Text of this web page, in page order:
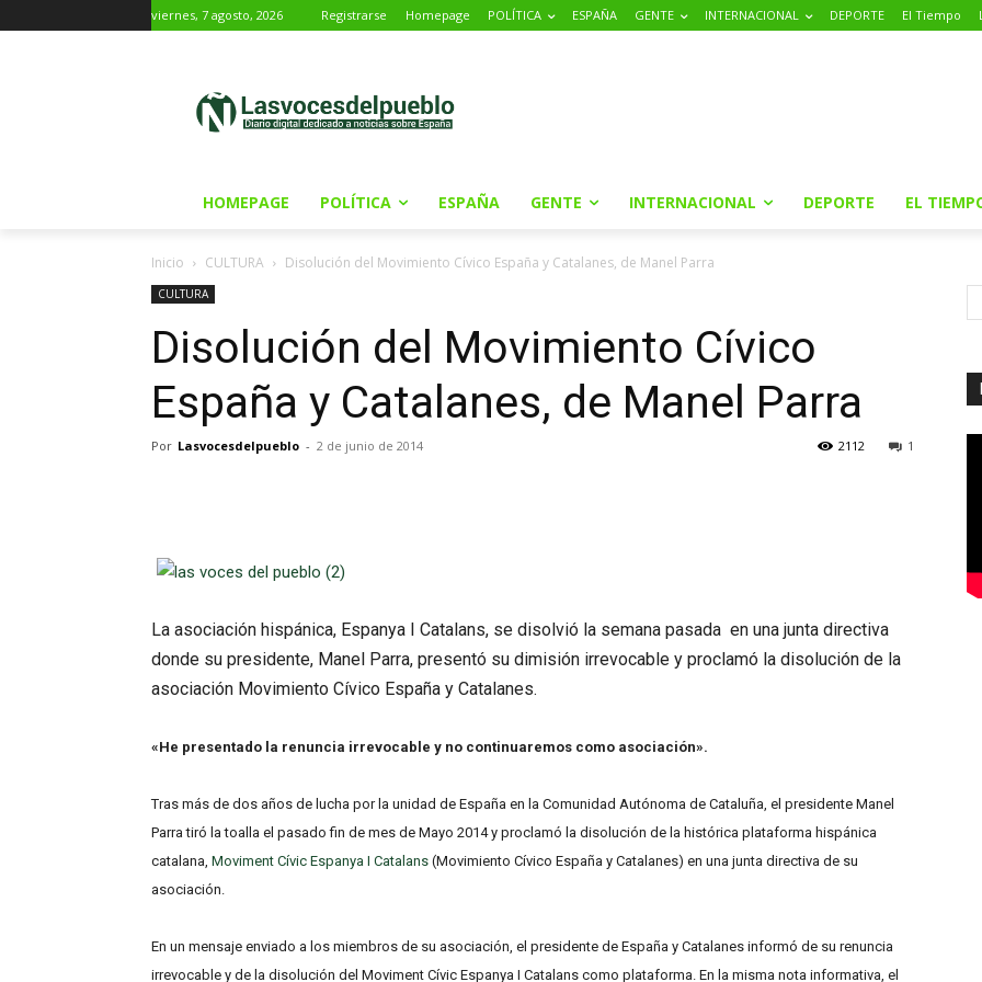
viernes, 7 agosto, 2026 Registrarse Homepage POLÍTICA ESPAÑA GENTE INTERNACIONAL DEPORTE El Tiempo
HOMEPAGE POLÍTICA ESPAÑA GENTE INTERNACIONAL DEPORTE EL
Inicio CULTURA Disolución del Movimiento Cívico España y Catalanes, de Manel Parra
CULTURA
Disolución del Movimiento Cívico
España y Catalanes, de Manel Parra
Por Lasvocesdelpueblo - 2 de junio de 2014 1
2112
La asociación hispánica, Espanya I Catalans, se disolvió la semana pasada en una junta directiva
donde su presidente, Manel Parra, presentó su dimisión irrevocable y proclamó la disolución de la
asociación Movimiento Cívico España y Catalanes.
«He presentado la renuncia irrevocable y no continuaremos como asociación».
Tras más de dos años de lucha por la unidad de España en la Comunidad Autónoma de Cataluña, el presidente Manel
Parra tiró la toalla el pasado fin de mes de Mayo 2014 y proclamó la disolución de la histórica plataforma hispánica
catalana, Moviment Cívic Espanya I Catalans (Movimiento Cívico España y Catalanes) en una junta directiva de su
asociación.
En un mensaje enviado a los miembros de su asociación, el presidente de España y Catalanes informó de su renuncia
irrevocable y de la disolución del Moviment Cívic Espanya I Catalans como plataforma. En la misma nota informativa, el